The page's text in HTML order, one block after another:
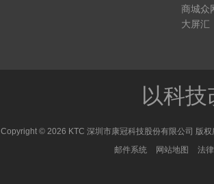
商城众
大屏汇
以科
Copyright © 2026 KTC 深圳市康冠科技股份有限公司 版权
邮件系统
网站地图 法